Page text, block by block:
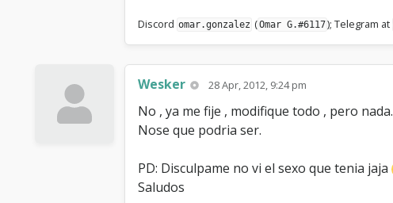
Discord omar.gonzalez (Omar G.#6117); Telegram at
Wesker 28 Apr, 2012, 9:24 pm
No , ya me fije , modifique todo , pero nada.
Nose que podria ser.
PD: Disculpame no vi el sexo que tenia jaja
Saludos